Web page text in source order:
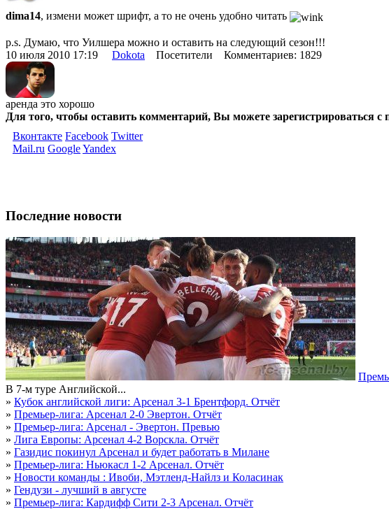
dima14, измени может шрифт, а то не очень удобно читать
p.s. Думаю, что Уилшера можно и оставить на следующий сезон!!!
10 июля 2010 17:19 Dokota Посетители Комментариев: 1829
аренда это хорошо
Для того, чтобы оставить комментарий, Вы можете зарегистрироваться
Вконтакте Facebook Twitter
Mail.ru GoogleYandex
Последние новости
В 7-м туре Английской...
» Кубок английской лиги: Арсенал 3-1 Брентфорд. Отчёт
» Премьер-лига: Арсенал 2-0 Эвертон. Отчёт
» Премьер-лига: Арсенал - Эвертон. Превью
» Лига Европы: Арсенал 4-2 Ворскла. Отчёт
» Газидис покинул Арсенал и будет работать в Милане
» Премьер-лига: Ньюкасл 1-2 Арсенал. Отчёт
» Новости команды : Ивоби, Мэтленд-Найлз и Коласинак
» Гендузи - лучший в августе
» Премьер-лига: Кардифф Сити 2-3 Арсенал. Отчёт